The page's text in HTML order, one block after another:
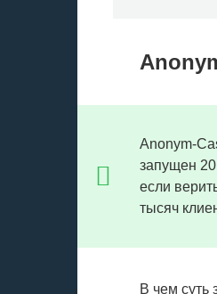
Anonym-
запущен
если
тысяч
В чем суть